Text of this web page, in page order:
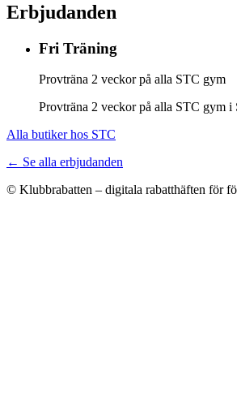
Erbjudanden
Fri Träning
Provträna 2 veckor på alla STC gym
Provträna 2 veckor på alla STC gym
Alla butiker hos STC
← Se alla erbjudanden
© Klubbrabatten – digitala rabatthäften för